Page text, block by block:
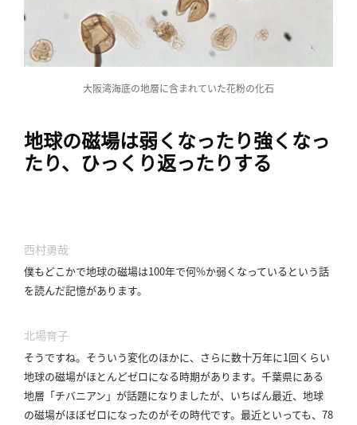
大阪湾海底の地層に含まれていた花粉の化石
地球の磁場は弱くなったり強くなっ
たり、ひっくり返ったりする
西村勇哉
僕もどこかで地球の磁場は100年で何%か弱くなっているという話
を読んだ記憶があります。
北場育子
そうですね。 そういう変化のほかに、さらに数十万年に1回くらい
地球の磁場がほとんどゼロになる時期があります。 千葉県にある
地層「チバニアン」が話題になりましたが、いちばん最近、地球
の磁場がほぼゼロになったのがその時代です。 最近といっても、78